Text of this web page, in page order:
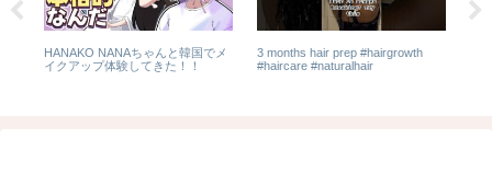
HANAKO NANAちゃんと韓国でメ
イクアップ体験してきた！！
3 months hair prep #hairgrowth
#haircare #naturalhair